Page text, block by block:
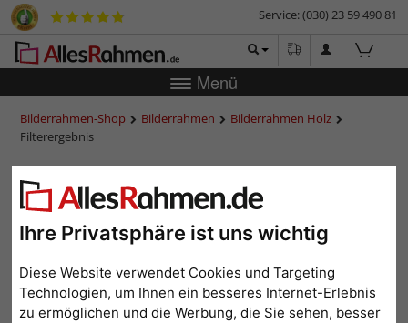
Ihre Privatsphäre ist uns wichtig
Diese Website verwendet Cookies und Targeting
Technologien, um Ihnen ein besseres Internet-Erlebnis
zu ermöglichen und die Werbung, die Sie sehen, besser
Service: (030) 23 59 490 81
Menü
Bilderrahmen-Shop Bilderrahmen
Bilderrahmen Holz
Filterergebnis
Bilderrahmen aus Holz im
Format 50x60 cm
Alle Filter zurücksetzen
Format: 50x60